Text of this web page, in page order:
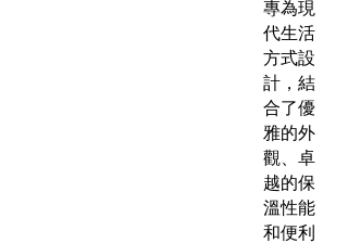
專為現
代生活
方式設
計，結
合了優
雅的外
觀、卓
越的保
溫性能
和便利